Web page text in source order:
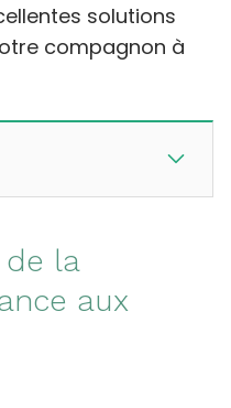
solutions
compagnon à
de la
aux